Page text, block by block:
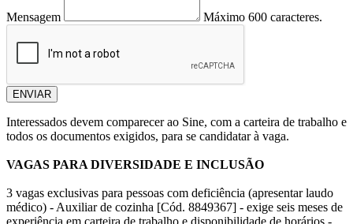
Mensagem Máximo 600 caracteres.
ENVIAR
Interessados devem comparecer ao Sine, com a carteira de trabalho e
todos os documentos exigidos, para se candidatar à vaga.
VAGAS PARA DIVERSIDADE E INCLUSÃO
3 vagas exclusivas para pessoas com deficiência (apresentar laudo
médico) - Auxiliar de cozinha [Cód. 8849367] - exige seis meses de
experiência em carteira de trabalho e disponibilidade de horários -